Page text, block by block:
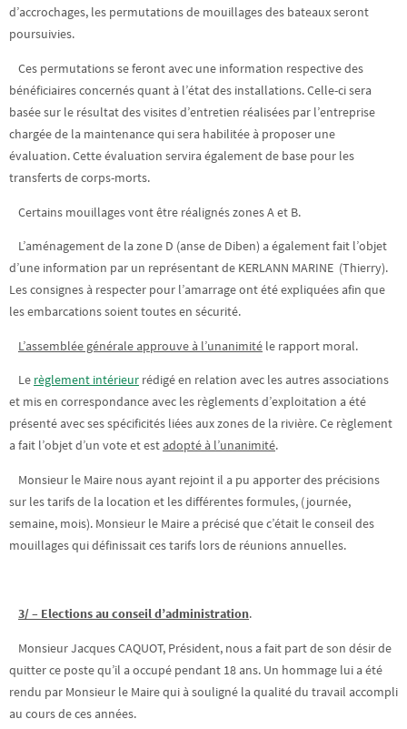
d’accrochages, les permutations de mouillages des bateaux seront
poursuivies.
Ces permutations se feront avec une information respective des
bénéficiaires concernés quant à l’état des installations. Celle-ci sera
basée sur le résultat des visites d’entretien réalisées par l’entreprise
chargée de la maintenance qui sera habilitée à proposer une
évaluation. Cette évaluation servira également de base pour les
transferts de corps-morts.
Certains mouillages vont être réalignés zones A et B.
L’aménagement de la zone D (anse de Diben) a également fait l’objet
d’une information par un représentant de KERLANN MARINE (Thierry).
Les consignes à respecter pour l’amarrage ont été expliquées afin que
les embarcations soient toutes en sécurité.
L’assemblée générale approuve à l’unanimité le rapport moral.
Le règlement intérieur rédigé en relation avec les autres associations
et mis en correspondance avec les règlements d’exploitation a été
présenté avec ses spécificités liées aux zones de la rivière. Ce règlement
a fait l’objet d’un vote et est adopté à l’unanimité.
Monsieur le Maire nous ayant rejoint il a pu apporter des précisions
sur les tarifs de la location et les différentes formules, (journée,
semaine, mois). Monsieur le Maire a précisé que c’était le conseil des
mouillages qui définissait ces tarifs lors de réunions annuelles.
3/ – Elections au conseil d’administration.
Monsieur Jacques CAQUOT, Président, nous a fait part de son désir de
quitter ce poste qu’il a occupé pendant 18 ans. Un hommage lui a été
rendu par Monsieur le Maire qui à souligné la qualité du travail accompli
au cours de ces années.